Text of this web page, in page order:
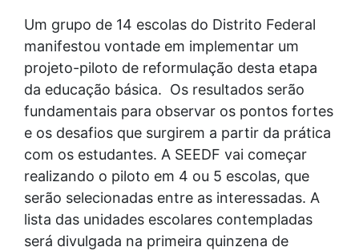
Um grupo de 14 escolas do Distrito Federal
manifestou vontade em implementar um
projeto-piloto de reformulação desta etapa
da educação básica. Os resultados serão
fundamentais para observar os pontos fortes
e os desafios que surgirem a partir da prática
com os estudantes. A SEEDF vai começar
realizando o piloto em 4 ou 5 escolas, que
serão selecionadas entre as interessadas. A
lista das unidades escolares contempladas
será divulgada na primeira quinzena de